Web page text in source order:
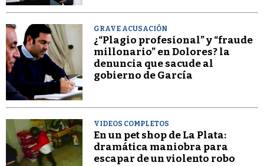
GRAVE ACUSACIÓN
¿“Plagio profesional” y “fraude
millonario” en Dolores? la
denuncia que sacude al
gobierno de García
VIDEOS COMPLETOS
En un pet shop de La Plata:
dramática maniobra para
escapar de un violento robo